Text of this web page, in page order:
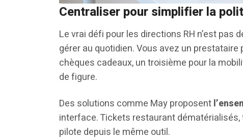
Centraliser pour simplifier la
Le vrai défi pour les directions RH n’est
gérer au quotidien. Vous avez un
chèques cadeaux, un troisième pour la
de figure.
Des solutions comme May proposent
interface. Tickets restaurant
pilote depuis le même outil.